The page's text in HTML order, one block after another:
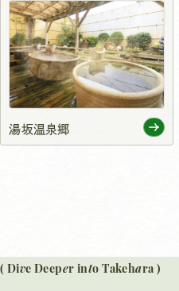
湯坂温泉郷
( Dive Deeper into Takehara )